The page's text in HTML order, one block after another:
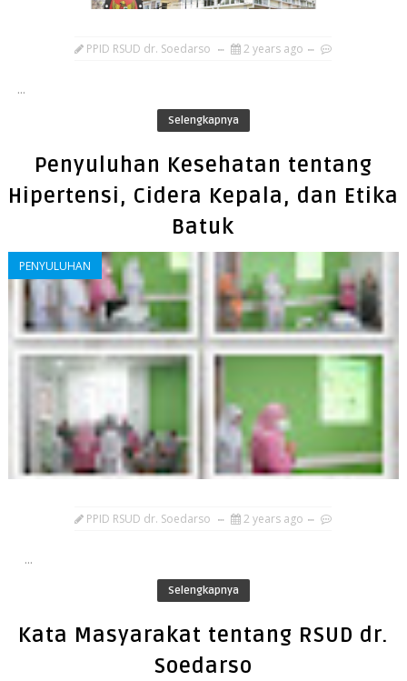
PPID RSUD dr. Soedarso 2 years ago
...
Selengkapnya
Penyuluhan Kesehatan tentang
Hipertensi, Cidera Kepala, dan Etika
Batuk
PENYULUHAN
PPID RSUD dr. Soedarso 2 years ago
...
Selengkapnya
Kata Masyarakat tentang RSUD dr.
Soedarso